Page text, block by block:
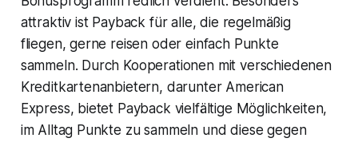
attraktiv ist Payback für alle, die regelmäßig
fliegen, gerne reisen oder einfach Punkte
sammeln. Durch Kooperationen mit verschiedenen
Kreditkartenanbietern, darunter American
Express, bietet Payback vielfältige Möglichkeiten,
im Alltag Punkte zu sammeln und diese gegen